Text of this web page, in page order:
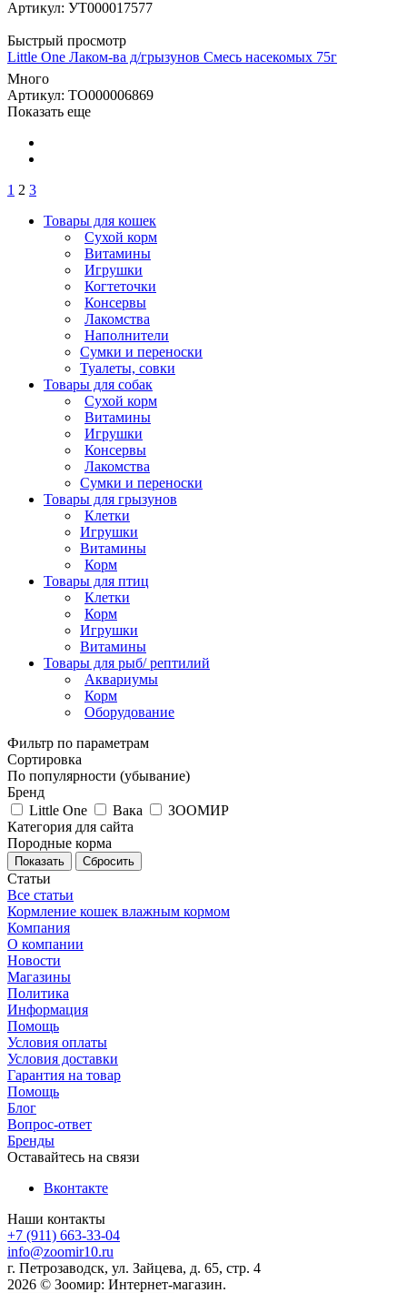
Артикул: УТ000017577
Быстрый просмотр
Little One Лаком-ва д/грызунов Смесь насекомых 75г
Много
Артикул: ТО000006869
Показать еще
1 2 3
Товары для кошек
Cухой корм
Витамины
Игрушки
Когтеточки
Консервы
Лакомства
Наполнители
Сумки и переноски
Туалеты, совки
Товары для собак
Cухой корм
Витамины
Игрушки
Консервы
Лакомства
Сумки и переноски
Товары для грызунов
Клетки
Игрушки
Витамины
Корм
Товары для птиц
Клетки
Корм
Игрушки
Витамины
Товары для рыб/ рептилий
Аквариумы
Корм
Оборудование
Фильтр по параметрам
Сортировка
По популярности (убывание)
Бренд
Little One
Вака
ЗООМИР
Категория для сайта
Породные корма
Сбросить
Статьи
Все статьи
Кормление кошек влажным кормом
Компания
О компании
Новости
Магазины
Политика
Информация
Помощь
Условия оплаты
Условия доставки
Гарантия на товар
Помощь
Блог
Вопрос-ответ
Бренды
Оставайтесь на связи
Вконтакте
Наши контакты
+7 (911) 663-33-04
info@zoomir10.ru
г. Петрозаводск, ул. Зайцева, д. 65, стр. 4
2026 © Зоомир: Интернет-магазин.